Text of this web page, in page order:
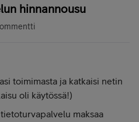
hinnannousu
toimimasta ja katkaisi netin
oli käytössä!)
maksaa